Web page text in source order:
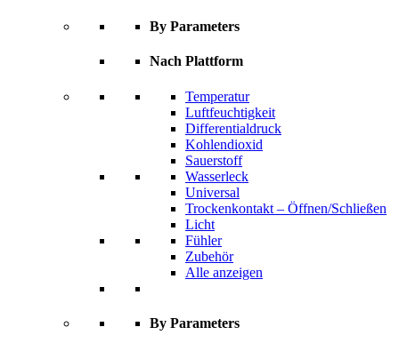
By Parameters
Nach Plattform
Temperatur
Luftfeuchtigkeit
Differentialdruck
Kohlendioxid
Sauerstoff
Wasserleck
Universal
Trockenkontakt – Öffnen/Schließen
Licht
Fühler
Zubehör
Alle anzeigen
By Parameters